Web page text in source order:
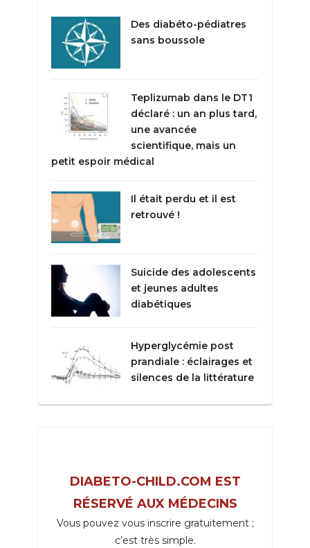
Des diabéto-pédiatres
sans boussole
Teplizumab dans le DT1
déclaré : un an plus tard,
une avancée
scientifique, mais un
petit espoir médical
Il était perdu et il est
retrouvé !
Suicide des adolescents
et jeunes adultes
diabétiques
Hyperglycémie post
prandiale : éclairages et
silences de la littérature
DIABETO-CHILD.COM EST
RÉSERVÉ AUX MÉDECINS
Vous pouvez vous inscrire gratuitement ;
c’est très simple.